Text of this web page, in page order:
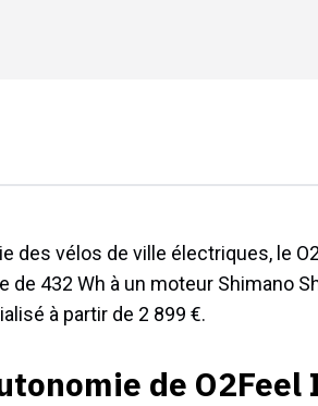
des vélos de ville électriques, le
de 432 Wh à un moteur Shimano
à partir de 2 899 €.
de O2Feel